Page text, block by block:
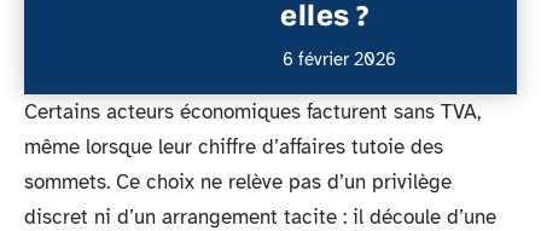
elles ?
6 février 2026
Certains acteurs économiques facturent sans TVA,
même lorsque leur chiffre d’affaires tutoie des
sommets. Ce choix ne relève pas d’un privilège
discret ni d’un arrangement tacite : il découle d’une